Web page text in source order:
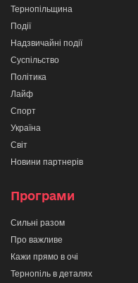
Тернопільщина
Події
Надзвичайні події
Суспільство
Політика
Лайф
Спорт
Україна
Світ
Новини партнерів
Програми
Сильні разом
Про важливе
Кажи прямо в очі
Тернопіль в деталях